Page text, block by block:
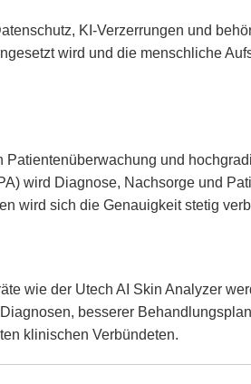
KI-Verzerrungen und
wird und die menschliche
Patientenüberwachung und
wird Diagnose, Nachsorge und
wird sich die Genauigkeit stetig
wie der Utech AI Skin Analyzer
besserer
klinischen Verbündeten.